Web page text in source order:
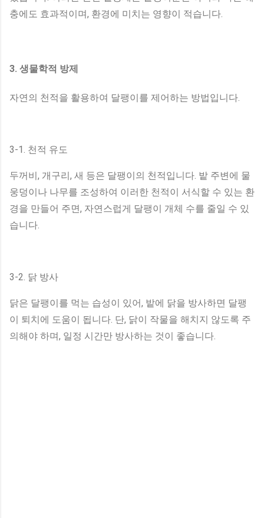
충에도 효과적이며, 환경에 미치는 영향이 적습니다.
3. 생물학적 방제
자연의 천적을 활용하여 달팽이를 제어하는 방법입니다.
3-1. 천적 유도
두꺼비, 개구리, 새 등은 달팽이의 천적입니다. 밭 주변에 물
웅덩이나 나무를 조성하여 이러한 천적이 서식할 수 있는 환
경을 만들어 주면, 자연스럽게 달팽이 개체 수를 줄일 수 있
습니다.
3-2. 닭 방사
닭은 달팽이를 먹는 습성이 있어, 밭에 닭을 방사하면 달팽
이 퇴치에 도움이 됩니다. 단, 닭이 작물을 해치지 않도록 주
의해야 하며, 일정 시간만 방사하는 것이 좋습니다.